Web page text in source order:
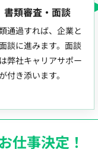
書類審査・面談
通過すれば、企業と
談に進みます。面談
弊社キャリアサポー
付き添います。
仕事決定！